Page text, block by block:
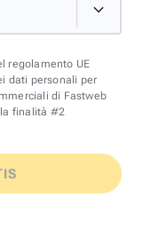
regolamento UE
dati personali per
di Fastweb
finalità #2